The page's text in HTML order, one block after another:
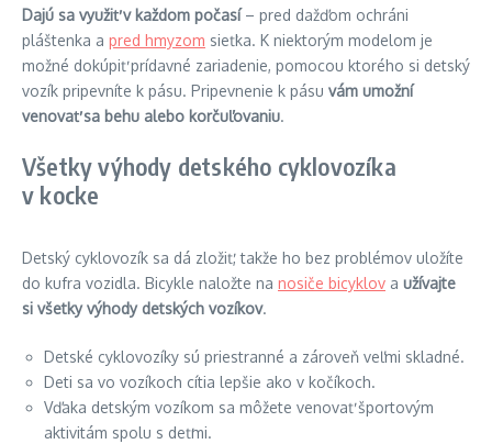
Dajú sa využiť v každom počasí– pred dažďom ochráni
pláštenka a pred hmyzom sieťka. K niektorým modelom je
možné dokúpiť prídavné zariadenie, pomocou ktorého si detský
vozík pripevníte k pásu. Pripevnenie k pásu vám umožní
venovať sa behu alebo korčuľovaniu.
Všetky výhody detského cyklovozíka
v kocke
Detský cyklovozík sa dá zložiť, takže ho bez problémov uložíte
do kufra vozidla. Bicykle naložte na nosiče bicyklov a užívajte
si všetky výhody detských vozíkov.
Detské cyklovozíky sú priestranné a zároveň veľmi skladné.
Deti sa vo vozíkoch cítia lepšie ako v kočíkoch.
Vďaka detským vozíkom sa môžete venovať športovým
aktivitám spolu s deťmi.